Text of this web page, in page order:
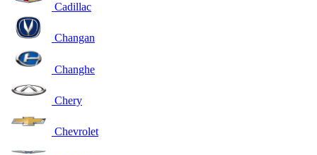
Cadillac
Changan
Changhe
Chery
Chevrolet